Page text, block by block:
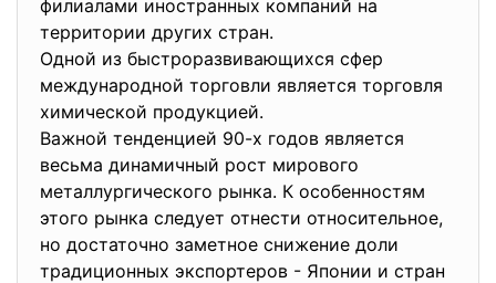
филиалами иностранных компаний на
территории других стран.
Одной из быстроразвивающихся сфер
международной торговли является торговля
химической продукцией.
Важной тенденцией 90-х годов является
весьма динамичный рост мирового
металлургического рынка. К особенностям
этого рынка следует отнести относительное,
но достаточно заметное снижение доли
традиционных экспортеров - Японии и стран